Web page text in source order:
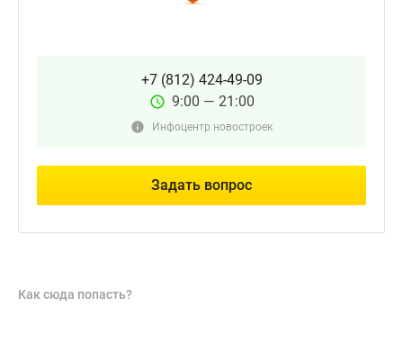
+7 (812) 424-49-09
9:00 — 21:00
Инфоцентр новостроек
Задать вопрос
Как сюда попасть?